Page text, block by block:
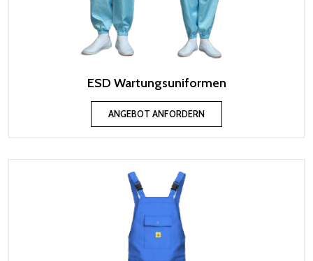
ESD Wartungsuniformen
ANGEBOT ANFORDERN